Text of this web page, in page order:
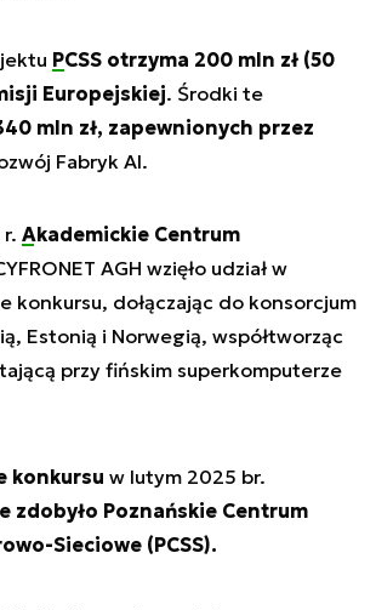
PCSS otrzyma 200 mln zł(50
Europejskiej. Środki te
mln zł, zapewnionych przez
Fabryk AI.
Akademickie Centrum
AGH wzięło udział w
konkursu, dołączając do konsorcjum
Estonią i Norwegią, współtworząc
przy fińskim superkomputerze
konkursu w lutym 2025 br.
zdobyło Poznańskie Centrum
Sieciowe (PCSS).